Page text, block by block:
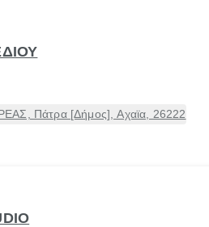
Πάτρα [Δήμος], Αχαϊα, 26222